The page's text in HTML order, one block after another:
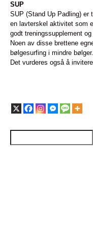
SUP
SUP (Stand Up Padling)
en lavterskel aktivitet som
godt treningssupplement
Noen av disse brettene
bølgesurfing i mindre
Det vurderes også å